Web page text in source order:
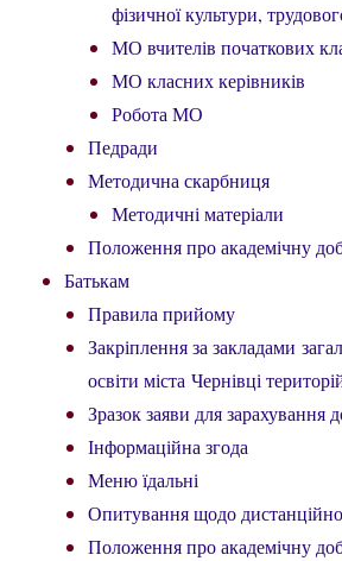
фізичної культури,
МО вчителів початкових
МО класних керівників
Робота МО
Педради
Методична скарбниця
Методичні матеріали
Положення про академічну
Батькам
Правила прийому
Закріплення за закладами
освіти міста Чернівці
Зразок заяви для зарахування
Інформаційна згода
Меню їдальні
Опитування щодо
Положення про академічну